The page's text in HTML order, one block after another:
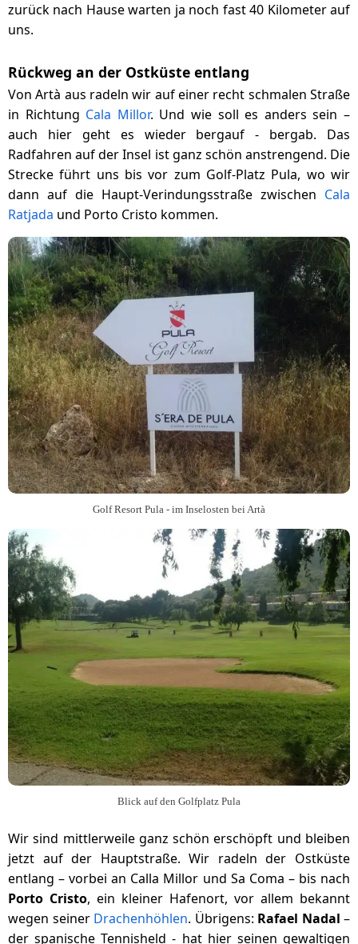
zurück nach Hause warten ja noch fast 40 Kilometer auf
uns.
Rückweg an der Ostküste entlang
Von Artà aus radeln wir auf einer recht schmalen Straße
in Richtung Cala Millor. Und wie soll es anders sein –
auch hier geht es wieder bergauf - bergab. Das
Radfahren auf der Insel ist ganz schön anstrengend. Die
Strecke führt uns bis vor zum Golf-Platz Pula, wo wir
dann auf die Haupt-Verindungsstraße zwischen Cala
Ratjada und Porto Cristo kommen.
Golf Resort Pula - im Inselosten bei Artà
Blick auf den Golfplatz Pula
Wir sind mittlerweile ganz schön erschöpft und bleiben
jetzt auf der Hauptstraße. Wir radeln der Ostküste
entlang – vorbei an Calla Millor und Sa Coma – bis nach
Porto Cristo, ein kleiner Hafenort, vor allem bekannt
wegen seiner Drachenhöhlen. Übrigens: Rafael Nadal –
der spanische Tennisheld - hat hier seinen gewaltigen